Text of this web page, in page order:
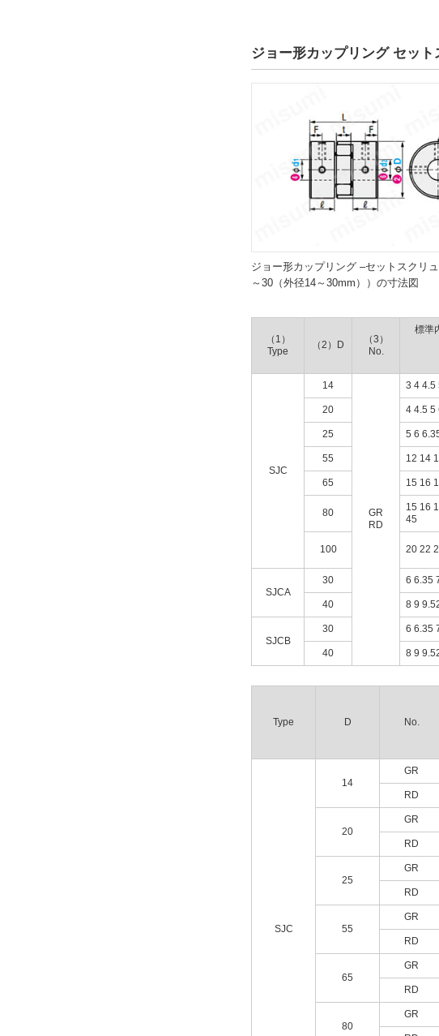
ジョー形カップリング セッ
ジョー形カップリング –セットスクリ
～30（外径14～30mm））の寸法図
（1）
Type
（2）D
（3）
No.
標準
SJC
14
GR
RD
3 4 4.5
20
4 4.5 5
25 5 6
55 12 14
65 15 16
80
15 16
45
100 20 22
SJCA
30 6 6.35
40 8 9
SJCB
30 6 6.35
40 8 9
Type D No.
SJC
14
GR
RD
20
GR
RD
25
GR
RD
55
GR
RD
65
GR
RD
80
GR